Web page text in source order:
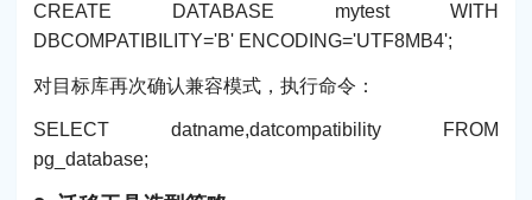
CREATE DATABASE mytest WITH
DBCOMPATIBILITY='B' ENCODING='UTF8MB4';
对目标库再次确认兼容模式，执行命令：
SELECT datname,datcompatibility FROM
pg_database;